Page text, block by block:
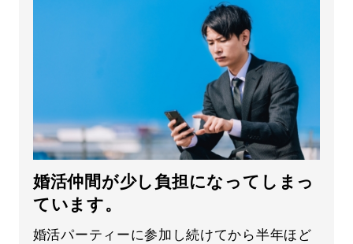
婚活仲間が少し負担になってしまっ
ています。
婚活パーティーに参加し続けてから半年ほど